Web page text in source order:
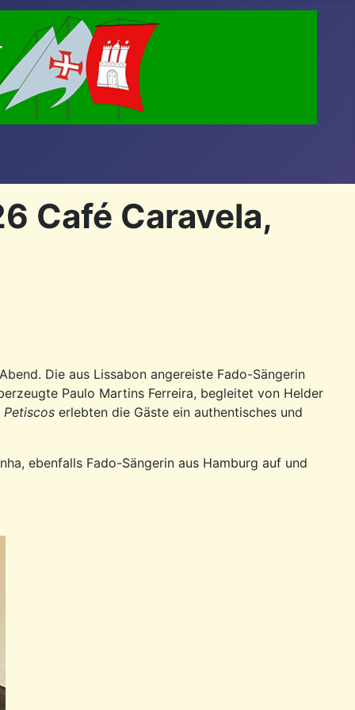
Café Caravela,
Die aus Lissabon angereiste Fado-Sängerin
Paulo Martins Ferreira, begleitet von Helder
Petiscos erlebten die Gäste ein authentisches und
ebenfalls Fado-Sängerin aus Hamburg auf und